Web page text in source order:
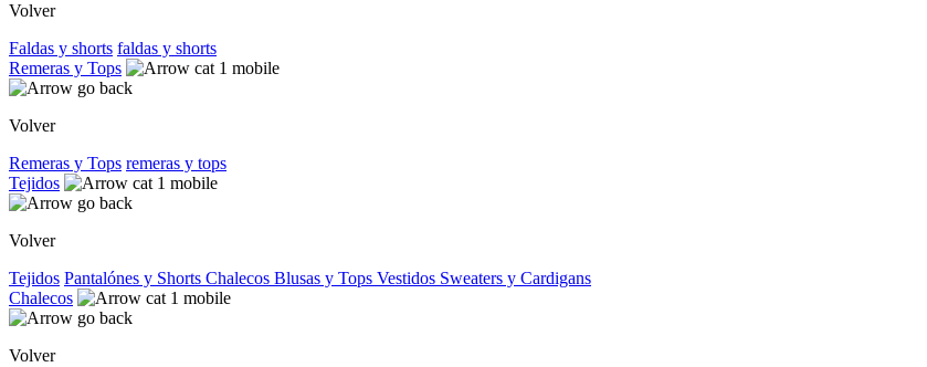
Volver
Faldas y shorts faldas y shorts
Remeras y Tops
Volver
Remeras y Tops remeras y tops
Tejidos
Volver
Tejidos Pantalónes y Shorts Chalecos Blusas y Tops Vestidos Sweaters y Cardigans
Chalecos
Volver